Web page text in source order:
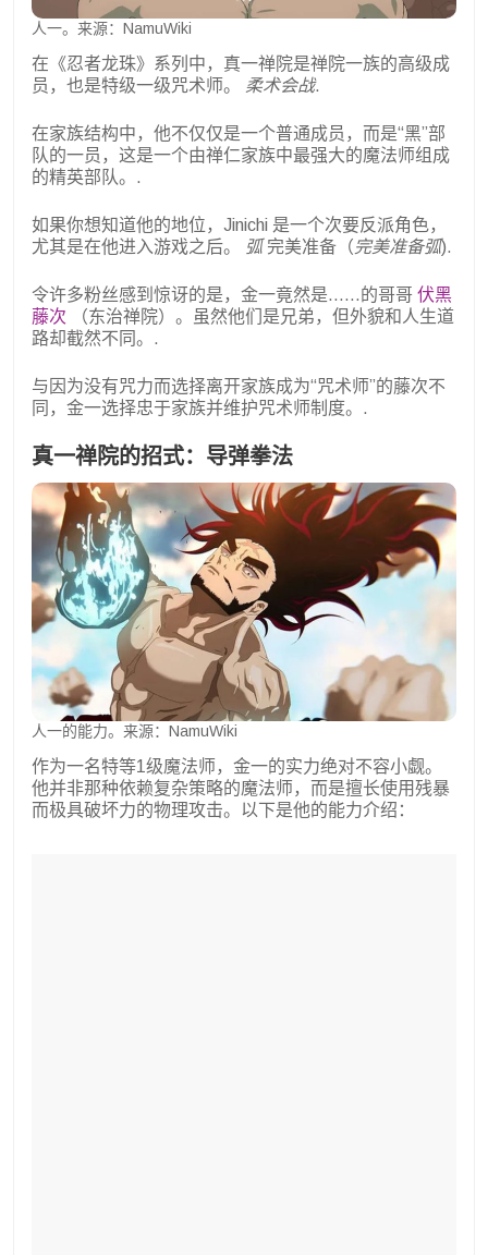
人一。来源：NamuWiki
在《忍者龙珠》系列中，真一禅院是禅院一族的高级成
员，也是特级一级咒术师。 柔术会战.
在家族结构中，他不仅仅是一个普通成员，而是“黑”部
队的一员，这是一个由禅仁家族中最强大的魔法师组成
的精英部队。.
如果你想知道他的地位，Jinichi 是一个次要反派角色，
尤其是在他进入游戏之后。
弧完美准备（完美准备弧).
令许多粉丝感到惊讶的是，金一竟然是……的哥哥 伏黑
藤次 （东治禅院）。虽然他们是兄弟，但外貌和人生道
路却截然不同。.
与因为没有咒力而选择离开家族成为“咒术师”的藤次不
同，金一选择忠于家族并维护咒术师制度。.
真一禅院的招式：导弹拳法
人一的能力。来源：NamuWiki
作为一名特等1级魔法师，金一的实力绝对不容小觑。
他并非那种依赖复杂策略的魔法师，而是擅长使用残暴
而极具破坏力的物理攻击。以下是他的能力介绍：